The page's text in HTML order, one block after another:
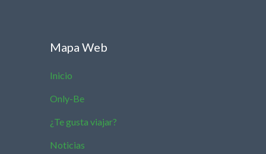
Mapa Web
Inicio
Only-Be
¿Te gusta viajar?
Noticias